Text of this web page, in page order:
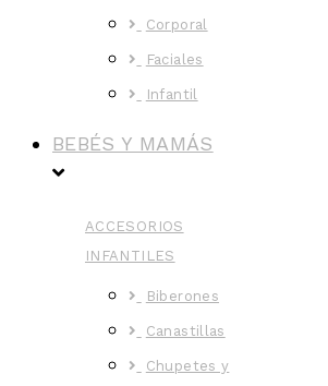
Corporal
Faciales
Infantil
BEBÉS Y MAMÁS
ACCESORIOS
INFANTILES
Biberones
Canastillas
Chupetes y